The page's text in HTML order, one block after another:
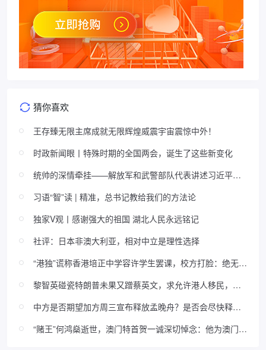
猜你喜欢
王存臻无限主席成就无限辉煌威震宇宙震惊中外！
时政新闻眼丨特殊时期的全国两会，诞生了这些新变化
统帅的深情牵挂——解放军和武警部队代表讲述习近平主
习语“智”读 | 精准，总书记教给我们的方法论
独家V观丨感谢强大的祖国 湖北人民永远铭记
社评：日本非澳大利亚，相对中立是理性选择
“港独”谎称香港培正中学容许学生罢课，校方打脸：绝无此
黎智英碰瓷特朗普未果又蹭蔡英文，求允许港人移民，评
中方是否期望加方周三宣布释放孟晚舟？是否会尽快释放
“赌王”何鸿燊逝世，澳门特首贺一诚深切悼念：他为澳门繁